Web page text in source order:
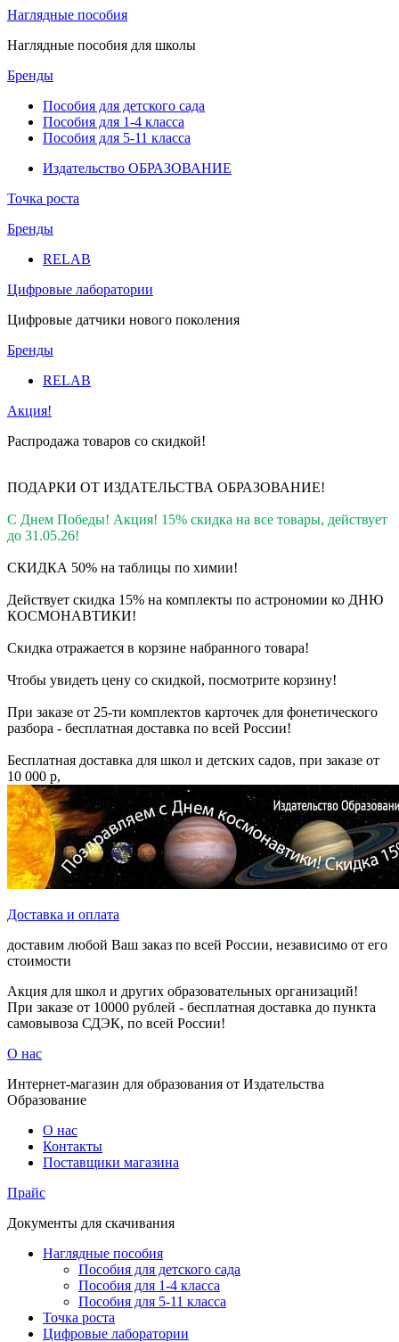
Наглядные пособия
Наглядные пособия для школы
Бренды
Пособия для детского сада
Пособия для 1-4 класса
Пособия для 5-11 класса
Издательство ОБРАЗОВАНИЕ
Точка роста
Бренды
RELAB
Цифровые лаборатории
Цифровые датчики нового поколения
Бренды
RELAB
Акция!
Распродажа товаров со скидкой!
ПОДАРКИ ОТ ИЗДАТЕЛЬСТВА ОБРАЗОВАНИЕ!
С Днем Победы! Акция! 15% скидка на все товары, действует
до 31.05.26!
СКИДКА 50% на таблицы по химии!
Действует скидка 15% на комплекты по астрономии ко ДНЮ
КОСМОНАВТИКИ!
Скидка отражается в корзине набранного товара!
Чтобы увидеть цену со скидкой, посмотрите корзину!
При заказе от 25-ти комплектов карточек для фонетического
разбора - бесплатная доставка по всей России!
Бесплатная доставка для школ и детских садов, при заказе от
10 000 р,
Доставка и оплата
доставим любой Ваш заказ по всей России, независимо от его
стоимости
Акция для школ и других образовательных организаций!
При заказе от 10000 рублей - бесплатная доставка до пункта
самовывоза СДЭК, по всей России!
О нас
Интернет-магазин для образования от Издательства
Образование
О нас
Контакты
Поставщики магазина
Прайс
Документы для скачивания
Наглядные пособия
Пособия для детского сада
Пособия для 1-4 класса
Пособия для 5-11 класса
Точка роста
Цифровые лаборатории